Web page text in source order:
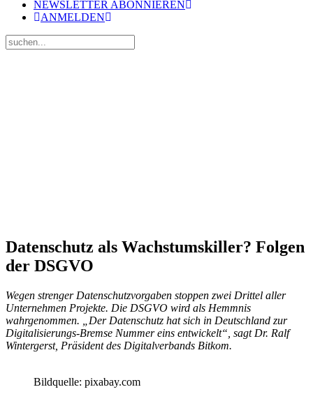
NEWSLETTER ABONNIEREN
ANMELDEN
Datenschutz als Wachstumskiller? Folgen
der DSGVO
Wegen strenger Datenschutzvorgaben stoppen zwei Drittel aller
Unternehmen Projekte. Die DSGVO wird als Hemmnis
wahrgenommen. „Der Datenschutz hat sich in Deutschland zur
Digitalisierungs-Bremse Nummer eins entwickelt“, sagt Dr. Ralf
Wintergerst, Präsident des Digitalverbands Bitkom.
Bildquelle: pixabay.com